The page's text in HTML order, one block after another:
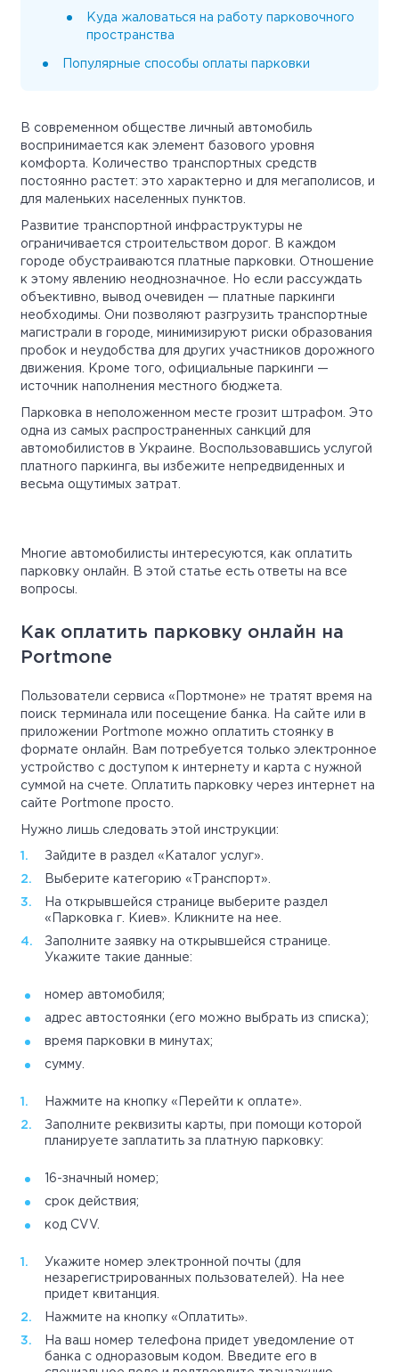
Куда жаловаться на работу парковочного
пространства
Популярные способы оплаты парковки
В современном обществе личный автомобиль
воспринимается как элемент базового уровня
комфорта. Количество транспортных средств
постоянно растет: это характерно и для мегаполисов, и
для маленьких населенных пунктов.
Развитие транспортной инфраструктуры не
ограничивается строительством дорог. В каждом
городе обустраиваются платные парковки. Отношение
к этому явлению неоднозначное. Но если рассуждать
объективно, вывод очевиден — платные паркинги
необходимы. Они позволяют разгрузить транспортные
магистрали в городе, минимизируют риски образования
пробок и неудобства для других участников дорожного
движения. Кроме того, официальные паркинги —
источник наполнения местного бюджета.
Парковка в неположенном месте грозит штрафом. Это
одна из самых распространенных санкций для
автомобилистов в Украине. Воспользовавшись услугой
платного паркинга, вы избежите непредвиденных и
весьма ощутимых затрат.
Многие автомобилисты интересуются, как оплатить
парковку онлайн. В этой статье есть ответы на все
вопросы.
Как оплатить парковку онлайн на
Portmone
Пользователи сервиса «Портмоне» не тратят время на
поиск терминала или посещение банка. На сайте или в
приложении Portmone можно оплатить стоянку в
формате онлайн. Вам потребуется только электронное
устройство с доступом к интернету и карта с нужной
суммой на счете. Оплатить парковку через интернет на
сайте Portmone просто.
Нужно лишь следовать этой инструкции:
Зайдите в раздел «Каталог услуг».
Выберите категорию «Транспорт».
На открывшейся странице выберите раздел
«Парковка г. Киев». Кликните на нее.
Заполните заявку на открывшейся странице.
Укажите такие данные:
номер автомобиля;
адрес автостоянки (его можно выбрать из списка);
время парковки в минутах;
сумму.
Нажмите на кнопку «Перейти к оплате».
Заполните реквизиты карты, при помощи которой
планируете заплатить за платную парковку:
16-значный номер;
срок действия;
код CVV.
Укажите номер электронной почты (для
незарегистрированных пользователей). На нее
придет квитанция.
Нажмите на кнопку «Оплатить».
На ваш номер телефона придет уведомление от
банка с одноразовым кодом. Введите его в